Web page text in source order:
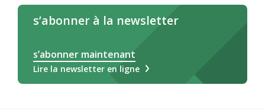
s’abonner à la newsletter
s’abonner maintenant
Lire la newsletter en ligne